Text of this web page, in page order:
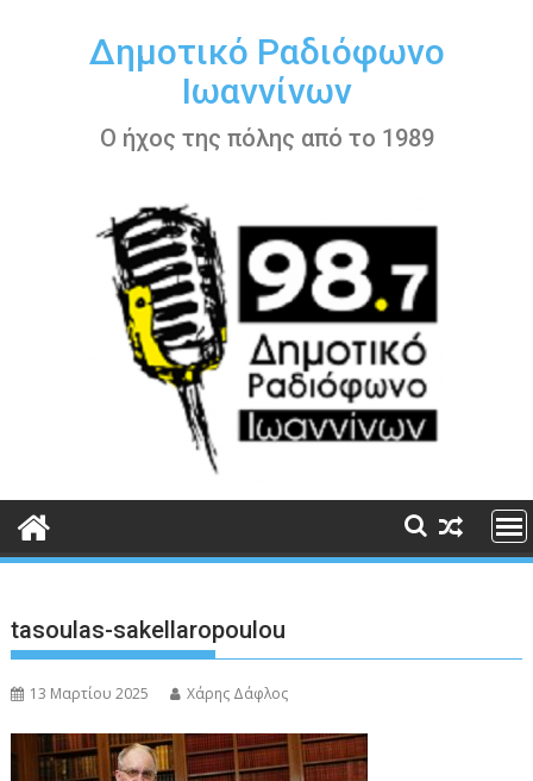
περιεχόμενοΔημοτικό Ραδιόφωνο
Ιωαννίνων
Ο ήχος της πόλης από το 1989
tasoulas-sakellaropoulou
13 Μαρτίου 2025 Χάρης Δάφλος